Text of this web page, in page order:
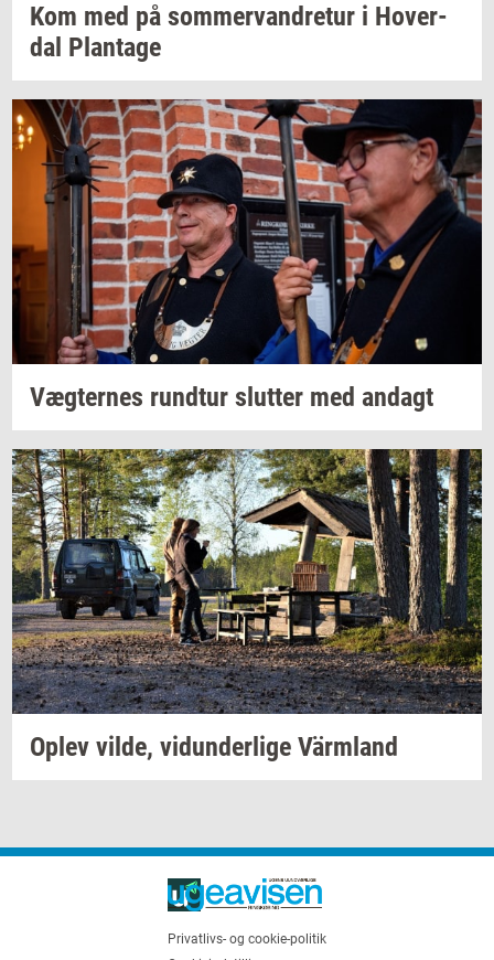
Kom med på som­mer­van­dre­tur i Ho­ver­
dal Plan­ta­ge
Væg­ter­nes rund­t­ur slut­ter med an­dagt
Oplev vilde, vi­dun­der­li­ge Värmland
Privatlivs- og cookie-politik